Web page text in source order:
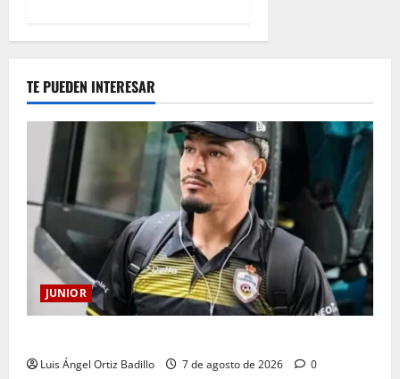
TE PUEDEN INTERESAR
JUNIOR
Luis Ángel Ortiz Badillo 7 de agosto de 2026 0